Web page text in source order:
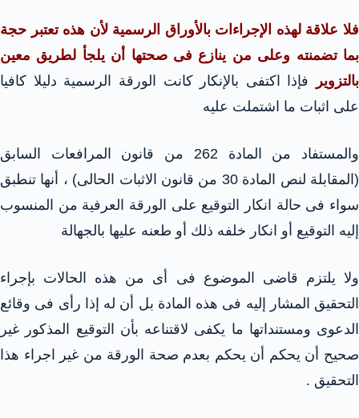
فلا علاقة لهذه الإجراءات بالأوراق الرسمية لأن هذه تعتبر حجة
بما تضمنته وعلى من ينازع فى صحتها أن يلجأ لطريق معين
بالتزوير
فإذا اكتفى بالإنكار كانت الورقة الرسمية دليلا كافيا
على اثبات ما اشتملت عليه
والمستفاد من المادة 262 من قانون المرافعات السابق
(المقابلة لنص المادة 30 من قانون الاثبات الحالى) ، أنها تنطبق
سواء فى حالة انكار التوقيع على الورقة العرفية من المنسوب
إليه التوقيع أو انكار خلفه ذلك أو طعنه عليها بالجهالة
ولا يلتزم قاضى الموضوع فى أى من هذه الحالات بإجراء
التحقيق المشار إليه فى هذه المادة بل أن له إذا رأى فى وقائع
الدعوى ومستنداتها ما يكفى لاقتناعه بأن التوقيع المذكور غير
صحيح أن يحكم أن يحكم بعدم صحة الورقة من غير اجراء هذا
التحقيق .